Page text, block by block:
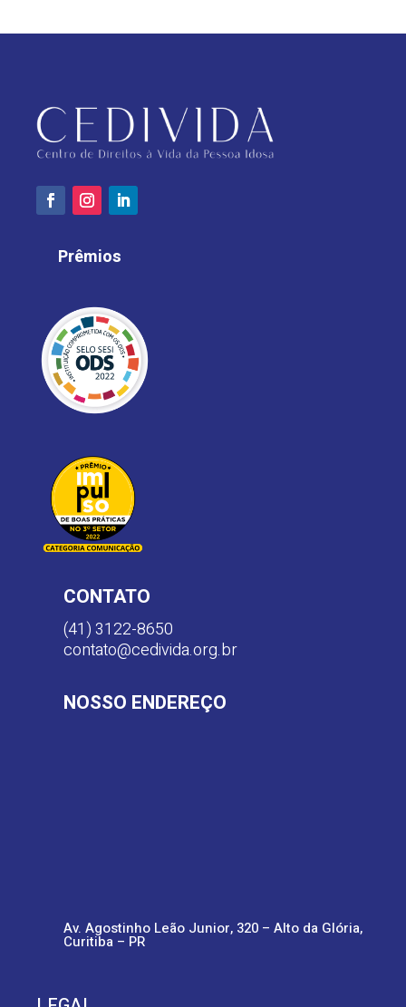
Prêmios
CONTATO
(41) 3122-8650
contato@cedivida.org.br
NOSSO ENDEREÇO
Av. Agostinho Leão Junior, 320 – Alto da Glória,
Curitiba – PR